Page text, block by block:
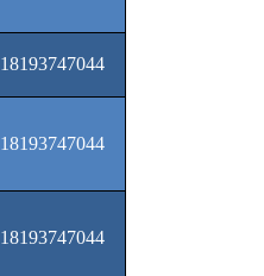
18193747044
18193747044
18193747044